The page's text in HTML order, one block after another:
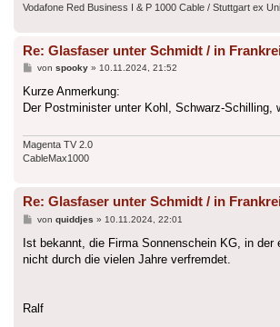
Vodafone Red Business I & P 1000 Cable / Stuttgart ex
Re: Glasfaser unter Schmidt / in
Beitrag
von spooky» 10.11.2024, 21:52
Kurze Anmerkung:
Der Postminister unter Kohl, Schwarz-
Magenta TV 2.0
CableMax1000
Re: Glasfaser unter Schmidt / in
Beitrag
von quiddjes » 10.11.2024, 22:01
Ist bekannt, die Firma Sonnenschein KG, in
nicht durch die vielen Jahre verfremdet.
Ralf